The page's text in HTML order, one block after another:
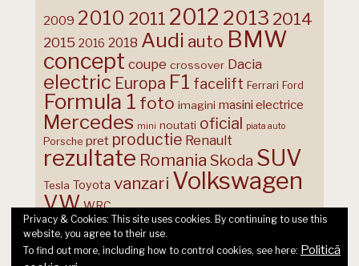
2009 2010 2011 2012 2013 2014
2015 2016 2018 Audi auto BMW
concept coupe crossover Dacia
electric Europa F1 facelift Ferrari Ford
Formula 1 foto imagini masini electrice
Mercedes mini noutati oficial piata auto
Porsche pret productie Renault
rezultate Romania Skoda SUV
Tesla Toyota vanzari Volkswagen
VW WRC
Privacy & Cookies: This site uses cookies. By continuing to use this
website, you agree to their use.
To find out more, including how to control cookies, see here: Politică